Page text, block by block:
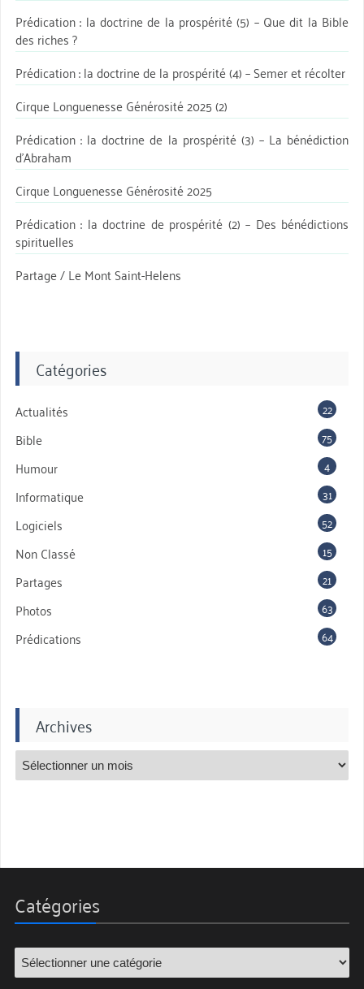
Prédication : la doctrine de la prospérité (5) – Que dit la Bible
des riches ?
Prédication : la doctrine de la prospérité (4) – Semer et récolter
Cirque Longuenesse Générosité 2025 (2)
Prédication : la doctrine de la prospérité (3) – La bénédiction
d’Abraham
Cirque Longuenesse Générosité 2025
Prédication : la doctrine de prospérité (2) – Des bénédictions
spirituelles
Partage / Le Mont Saint-Helens
Catégories
Actualités 22
Bible 75
Humour 4
Informatique 31
Logiciels 52
Non Classé 15
Partages 21
Photos 63
Prédications 64
Archives
Catégories